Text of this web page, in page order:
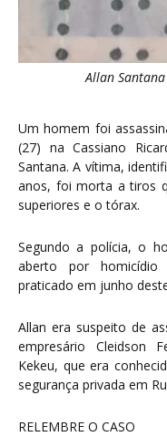
Allan
Um homem foi
(27) na Cassiano
Santana. A vítima,
anos, foi morta a tiros
superiores e o tórax.
Segundo a polícia, o
aberto por
praticado em junho
Allan era suspeito de
empresário Cleidson
Kekeu, que era
segurança privada em
RELEMBRE O CASO